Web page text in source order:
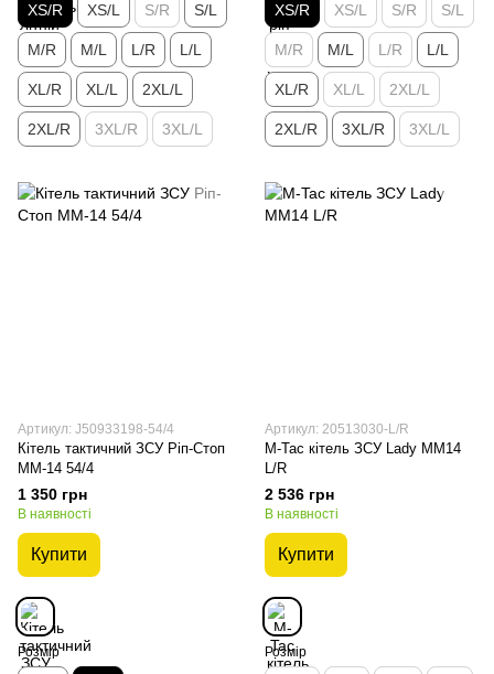
XS/R XS/L S/R S/L
M/R M/L L/R L/L
XL/R XL/L 2XL/L
2XL/R 3XL/R 3XL/L
XS/R XS/L S/R S/L
M/R M/L L/R L/L
XL/R XL/L 2XL/L
2XL/R 3XL/R 3XL/L
Артикул: J50933198-54/4
Кітель тактичний ЗСУ Ріп-Стоп
ММ-14 54/4
1 350 грн
В наявності
Купити
Розмір
Артикул: 20513030-L/R
M-Tac кітель ЗСУ Lady MM14
L/R
2 536 грн
В наявності
Купити
Розмір